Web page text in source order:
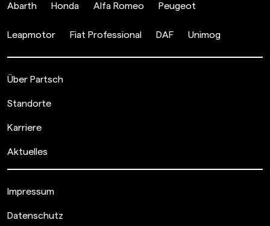
Abarth Honda Alfa Romeo Peugeot
Leapmotor Fiat Professional DAF Unimog
Über Partsch
Standorte
Karriere
Aktuelles
Impressum
Datenschutz